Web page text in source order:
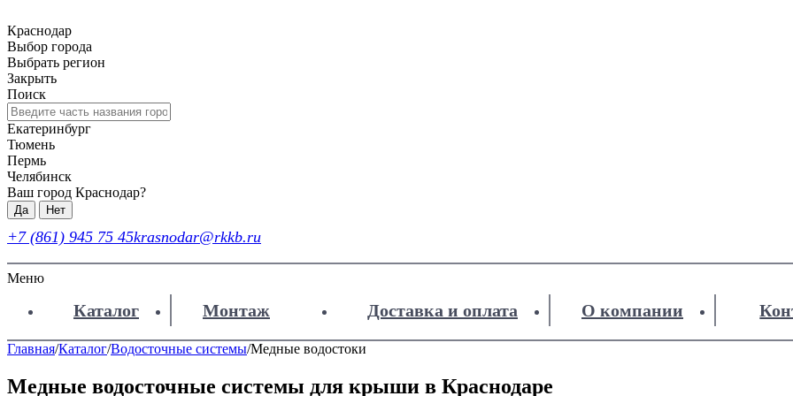
Краснодар
Выбор города
Выбрать регион
Закрыть
Поиск
Екатеринбург
Тюмень
Пермь
Челябинск
Ваш город Краснодар?
Да Нет
+7 (861) 945 75 45krasnodar@rkkb.ru
Меню
Каталог Монтаж Доставка и оплата О компании
Главная/Каталог/Водосточные системы/Медные водостоки
Медные водосточные системы для крыши в Краснодаре